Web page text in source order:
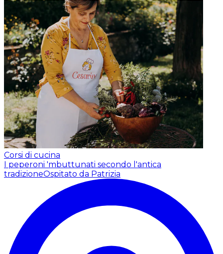
Corsi di cucina
I peperoni 'mbuttunati secondo l'antica
tradizioneOspitato da Patrizia